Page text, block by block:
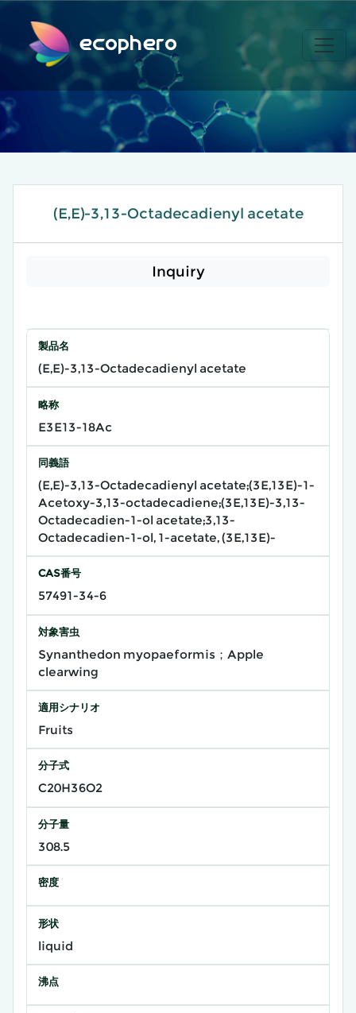
ecophero
(E,E)-3,13-Octadecadienyl acetate
Inquiry
製品名
(E,E)-3,13-Octadecadienyl acetate
略称
E3E13-18Ac
同義語
(E,E)-3,13-Octadecadienyl acetate;(3E,13E)-1-
Acetoxy-3,13-octadecadiene;(3E,13E)-3,13-
Octadecadien-1-ol acetate;3,13-
Octadecadien-1-ol, 1-acetate, (3E,13E)-
CAS番号
57491-34-6
対象害虫
Synanthedon myopaeformis；Apple
clearwing
適用シナリオ
Fruits
分子式
C20H36O2
分子量
308.5
密度
形状
liquid
沸点